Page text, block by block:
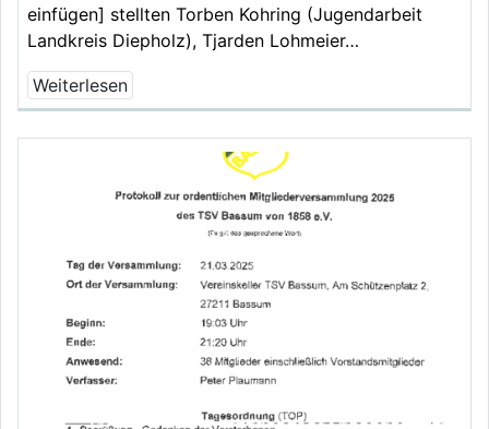
einfügen] stellten Torben Kohring (Jugendarbeit
Landkreis Diepholz), Tjarden Lohmeier…
Weiterlesen